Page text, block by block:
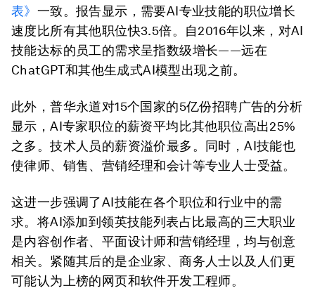
表》 一致。报告显示，需要AI专业技能的职位增长
速度比所有其他职位快3.5倍。自2016年以来，对AI
技能达标的员工的需求呈指数级增长——远在
ChatGPT和其他生成式AI模型出现之前。
此外，普华永道对15个国家的5亿份招聘广告的分析
显示，AI专家职位的薪资平均比其他职位高出25%
之多。技术人员的薪资溢价最多。同时，AI技能也
使律师、销售、营销经理和会计等专业人士受益。
这进一步强调了AI技能在各个职位和行业中的需
求。将AI添加到领英技能列表占比最高的三大职业
是内容创作者、平面设计师和营销经理，均与创意
相关。紧随其后的是企业家、商务人士以及人们更
可能认为上榜的网页和软件开发工程师。